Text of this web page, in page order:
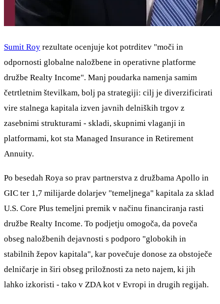
Sumit Roy rezultate ocenjuje kot potrditev "moči in
odpornosti globalne naložbene in operativne platforme
družbe Realty Income". Manj poudarka namenja samim
četrtletnim številkam, bolj pa strategiji: cilj je diverzificirati
vire stalnega kapitala izven javnih delniških trgov z
zasebnimi strukturami - skladi, skupnimi vlaganji in
platformami, kot sta Managed Insurance in Retirement
Annuity.
Po besedah Roya so prav partnerstva z družbama Apollo in
GIC ter 1,7 milijarde dolarjev "temeljnega" kapitala za sklad
U.S. Core Plus temeljni premik v načinu financiranja rasti
družbe Realty Income. To podjetju omogoča, da poveča
obseg naložbenih dejavnosti s podporo "globokih in
stabilnih žepov kapitala", kar povečuje donose za obstoječe
delničarje in širi obseg priložnosti za neto najem, ki jih
lahko izkoristi - tako v ZDA kot v Evropi in drugih regijah.